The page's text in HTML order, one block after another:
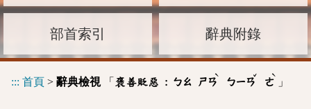
部首索引 辭典附錄
::: 首頁 > 辭典檢視「 褒善貶惡 : ㄅㄠ ㄕㄢ
ˋ
ㄅㄧㄢ
ˇ
ㄜ
ˋ
」